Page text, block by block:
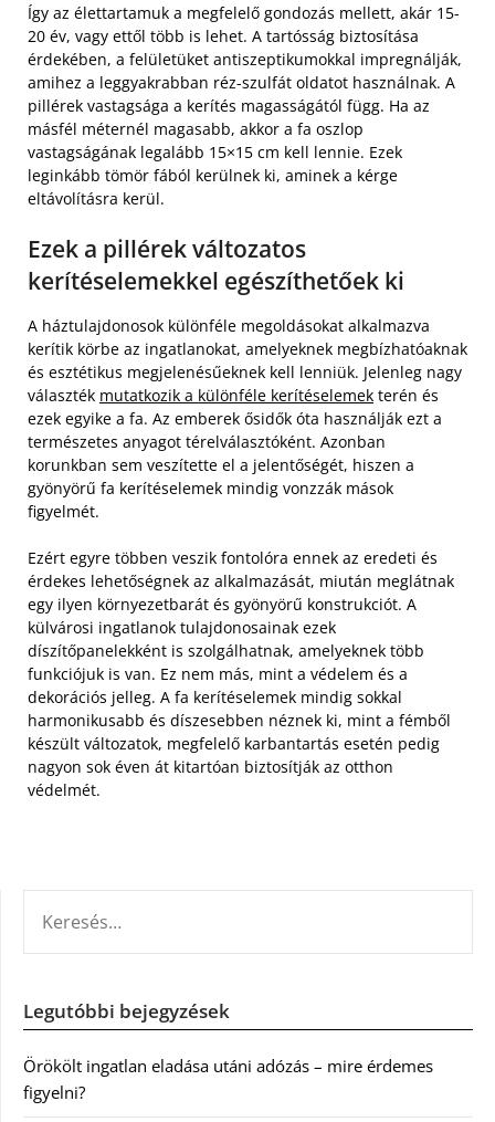
Így az élettartamuk a megfelelő gondozás mellett, akár 15-
20 év, vagy ettől több is lehet. A tartósság biztosítása
érdekében, a felületüket antiszeptikumokkal impregnálják,
amihez a leggyakrabban réz-szulfát oldatot használnak. A
pillérek vastagsága a kerítés magasságától függ. Ha az
másfél méternél magasabb, akkor a fa oszlop
vastagságának legalább 15×15 cm kell lennie. Ezek
leginkább tömör fából kerülnek ki, aminek a kérge
eltávolításra kerül.
Ezek a pillérek változatos
kerítéselemekkel egészíthetőek ki
A háztulajdonosok különféle megoldásokat alkalmazva
kerítik körbe az ingatlanokat, amelyeknek megbízhatóaknak
és esztétikus megjelenésűeknek kell lenniük. Jelenleg nagy
választék mutatkozik a különféle kerítéselemek terén és
ezek egyike a fa. Az emberek ősidők óta használják ezt a
természetes anyagot térelválasztóként. Azonban
korunkban sem veszítette el a jelentőségét, hiszen a
gyönyörű fa kerítéselemek mindig vonzzák mások
figyelmét.
Ezért egyre többen veszik fontolóra ennek az eredeti és
érdekes lehetőségnek az alkalmazását, miután meglátnak
egy ilyen környezetbarát és gyönyörű konstrukciót. A
külvárosi ingatlanok tulajdonosainak ezek
díszítőpanelekként is szolgálhatnak, amelyeknek több
funkciójuk is van. Ez nem más, mint a védelem és a
dekorációs jelleg. A fa kerítéselemek mindig sokkal
harmonikusabb és díszesebben néznek ki, mint a fémből
készült változatok, megfelelő karbantartás esetén pedig
nagyon sok éven át kitartóan biztosítják az otthon
védelmét.
Legutóbbi bejegyzések
Örökölt ingatlan eladása utáni adózás – mire érdemes
figyelni?